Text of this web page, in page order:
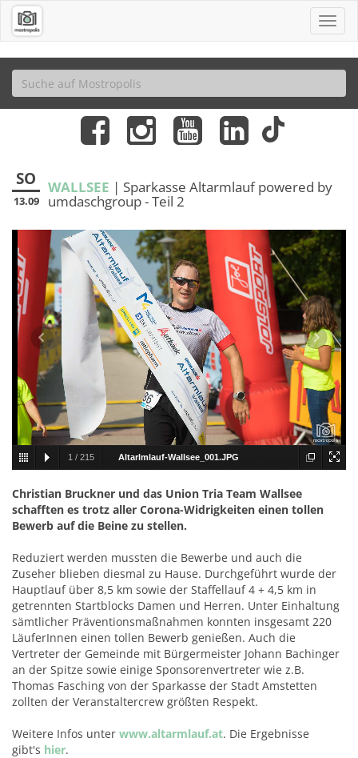
SO
13.09
WALLSEE | Sparkasse Altarmlauf powered by
umdaschgroup - Teil 2
1 / 215 Altarlmlauf-Wallsee_001.JPG
Christian Bruckner und das Union Tria Team Wallsee
schafften es trotz aller Corona-Widrigkeiten einen tollen
Bewerb auf die Beine zu stellen.
Reduziert werden mussten die Bewerbe und auch die
Zuseher blieben diesmal zu Hause. Durchgeführt wurde der
Hauptlauf über 8,5 km sowie der Staffellauf 4 + 4,5 km in
getrennten Startblocks Damen und Herren. Unter Einhaltung
sämtlicher Präventionsmaßnahmen konnten insgesamt 220
LäuferInnen einen tollen Bewerb genießen. Auch die
Vertreter der Gemeinde mit Bürgermeister Johann Bachinger
an der Spitze sowie einige Sponsorenvertreter wie z.B.
Thomas Fasching von der Sparkasse der Stadt Amstetten
zollten der Veranstaltercrew größten Respekt.
Weitere Infos unter www.altarmlauf.at. Die Ergebnisse
gibt's hier.